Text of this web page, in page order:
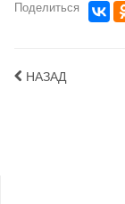
Поделиться
НАЗАД